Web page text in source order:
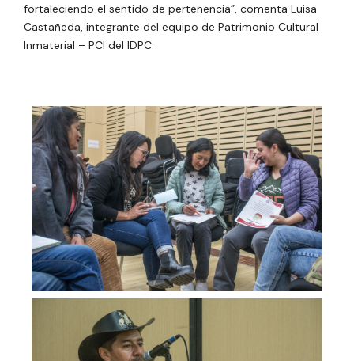
fortaleciendo el sentido de pertenencia”, comenta Luisa
Castañeda, integrante del equipo de Patrimonio Cultural
Inmaterial – PCI del IDPC.